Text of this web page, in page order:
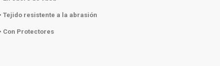
• Tejido resistente a la abrasión
• Con Protectores